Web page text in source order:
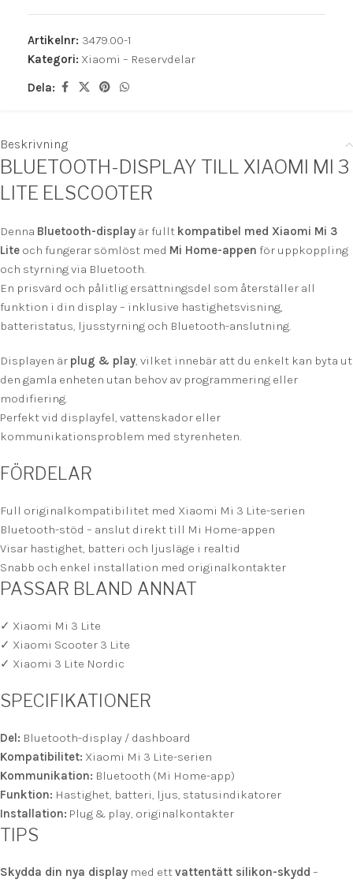
Artikelnr: 3479.00-1
Kategori: Xiaomi – Reservdelar
Dela:
Beskrivning
BLUETOOTH-DISPLAY TILL XIAOMI MI 3
LITE ELSCOOTER
Denna Bluetooth-display är fullt kompatibel med Xiaomi Mi 3
Lite och fungerar sömlöst med Mi Home-appen för uppkoppling
och styrning via Bluetooth.
En prisvärd och pålitlig ersättningsdel som återställer all
funktion i din display – inklusive hastighetsvisning,
batteristatus, ljusstyrning och Bluetooth-anslutning.
Displayen är plug & play, vilket innebär att du enkelt kan byta ut
den gamla enheten utan behov av programmering eller
modifiering.
Perfekt vid displayfel, vattenskador eller
kommunikationsproblem med styrenheten.
FÖRDELAR
Full originalkompatibilitet med Xiaomi Mi 3 Lite-serien
Bluetooth-stöd – anslut direkt till Mi Home-appen
Visar hastighet, batteri och ljusläge i realtid
Snabb och enkel installation med originalkontakter
PASSAR BLAND ANNAT
✓ Xiaomi Mi 3 Lite
✓ Xiaomi Scooter 3 Lite
✓ Xiaomi 3 Lite Nordic
SPECIFIKATIONER
Del: Bluetooth-display / dashboard
Kompatibilitet: Xiaomi Mi 3 Lite-serien
Kommunikation: Bluetooth (Mi Home-app)
Funktion: Hastighet, batteri, ljus, statusindikatorer
Installation: Plug & play, originalkontakter
TIPS
Skydda din nya display med ettvattentätt silikon-skydd –